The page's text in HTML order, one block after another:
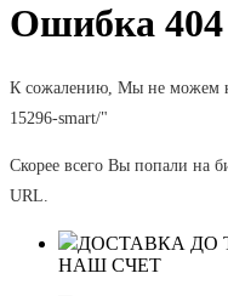
Ошибка 404
К сожалению, Мы не можем
15296-smart/"
Скорее всего Вы попали на
URL.
ДОСТАВКА ДО
НАШ СЧЕТ